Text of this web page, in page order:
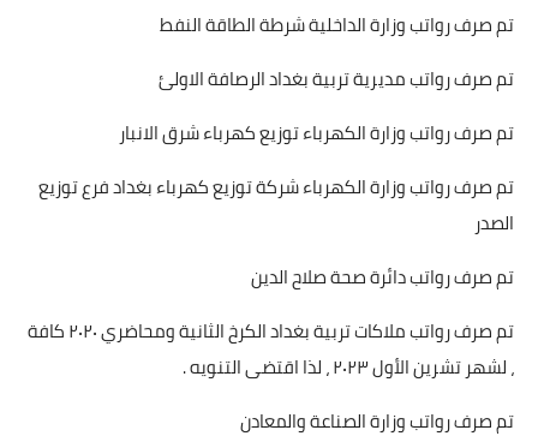
تم صرف رواتب وزارة الداخلية شرطة الطاقة النفط
تم صرف رواتب مديرية تربية بغداد الرصافة الاولئ
تم صرف رواتب وزارة الكهرباء توزيع كهرباء شرق الانبار
تم صرف رواتب وزارة الكهرباء شركة توزيع كهرباء بغداد فرع توزيع
الصدر
تم صرف رواتب دائرة صحة صلاح الدين
تم صرف رواتب ملاكات تربية بغداد الكرخ الثانية ومحاضري ٢٠٢٠ كافة
، لشهر تشرين الأول ٢٠٢٣ ، لذا اقتضى التنويه .
تم صرف رواتب وزارة الصناعة والمعادن